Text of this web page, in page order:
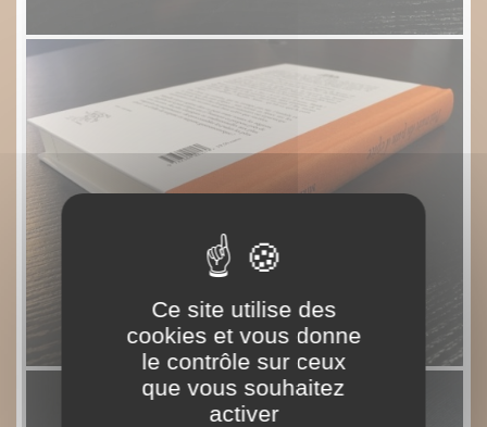
Ce site utilise des
cookies et vous donne
le contrôle sur ceux
que vous souhaitez
activer